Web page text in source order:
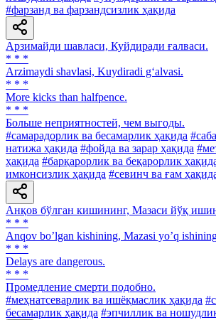
#фарзанд ва фарзандсизлик ҳақида
Арзимайди шавласи, Куйдиради ғалваси.
* * *
Arzimaydi shavlasi, Kuydiradi g‘alvasi.
* * *
More kicks than halfpence.
* * *
Больше неприятностей, чем выгоды.
#самарадорлик ва бесамарлик ҳақида
натижа ҳақида #фойда ва зарар ҳақида
ҳақида #барқарорлик ва беқарорлик
имконсизлик ҳақида #севинч ва ғам
Анқов бўлган кишининг, Мазаси йўқ
* * *
Аnqov boʼlgan kishining, Mazasi yoʼq
* * *
Delays are dangerous.
* * *
Промедление смерти подобно.
#меҳнатсеварлик ва ишёқмаслик ҳақида
бесамарлик ҳақида #эпчиллик ва